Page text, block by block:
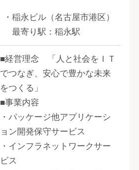
・稲永ビル（名古屋市港区）
最寄り駅：稲永駅
■経営理念 「人と社会をＩＴ
でつなぎ、安心で豊かな未来
をつくる」
■事業内容
・パッケージ他アプリケーシ
ョン開発保守サービス
・インフラネットワークサー
ビス